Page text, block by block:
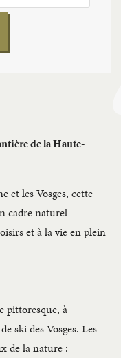
de la Haute-
et les Vosges, cette
cadre naturel
et à la vie en plein
pittoresque, à
ski des Vosges. Les
de la nature :